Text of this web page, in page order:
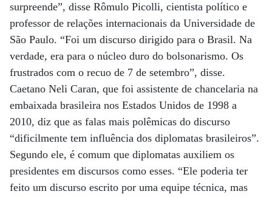
surpreende”, disse Rômulo Picolli, cientista político e
professor de relações internacionais da Universidade de
São Paulo. “Foi um discurso dirigido para o Brasil. Na
verdade, era para o núcleo duro do bolsonarismo. Os
frustrados com o recuo de 7 de setembro”, disse.
Caetano Neli Caran, que foi assistente de chancelaria na
embaixada brasileira nos Estados Unidos de 1998 a
2010, diz que as falas mais polêmicas do discurso
“dificilmente tem influência dos diplomatas brasileiros”.
Segundo ele, é comum que diplomatas auxiliem os
presidentes em discursos como esses. “Ele poderia ter
feito um discurso escrito por uma equipe técnica, mas